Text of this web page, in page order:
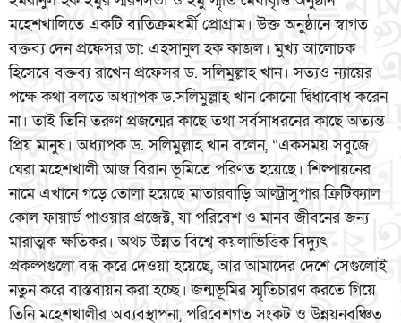
মহেশখালিতে একটি ব্যতিক্রমধর্মী প্রোগ্রাম। উক্ত অনুষ্ঠানে স্বাগত
বক্তব্য দেন প্রফেসর ডা: এহসানুল হক কাজল। মুখ্য আলোচক
হিসেবে বক্তব্য রাখেন প্রফেসর ড. সলিমুল্লাহ খান। সত্যও ন্যায়ের
পক্ষে কথা বলতে অধ্যাপক ড.সলিমুল্লাহ খান কোনো দ্বিধাবোধ করেন
না। তাই তিনি তরুণ প্রজন্মের কাছে তথা সর্বসাধরনের কাছে অত্যন্ত
প্রিয় মানুষ। অধ্যাপক ড. সলিমুল্লাহ খান বলেন, “একসময় সবুজে
ঘেরা মহেশখালী আজ বিরান ভূমিতে পরিণত হয়েছে। শিল্পায়নের
নামে এখানে গড়ে তোলা হয়েছে মাতারবাড়ি আল্ট্রাসুপার ক্রিটিক্যাল
কোল ফায়ার্ড পাওয়ার প্রজেক্ট, যা পরিবেশ ও মানব জীবনের জন্য
মারাত্মক ক্ষতিকর। অথচ উন্নত বিশ্বে কয়লাভিত্তিক বিদ্যুৎ
প্রকল্পগুলো বন্ধ করে দেওয়া হয়েছে, আর আমাদের দেশে সেগুলোই
নতুন করে বাস্তবায়ন করা হচ্ছে। জন্মভূমির স্মৃতিচারণ করতে গিয়ে
তিনি মহেশখালীর অব্যবস্থাপনা, পরিবেশগত সংকট ও উন্নয়নবঞ্চিত